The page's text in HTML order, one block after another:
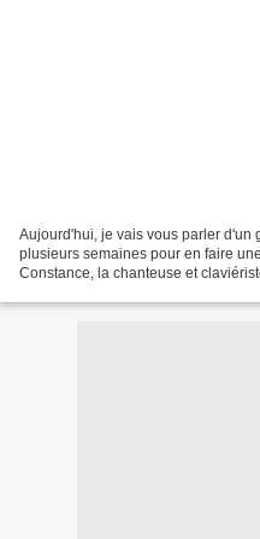
Aujourd'hui, je vais vous parler d'un
plusieurs semaines pour en faire
Constance, la chanteuse et